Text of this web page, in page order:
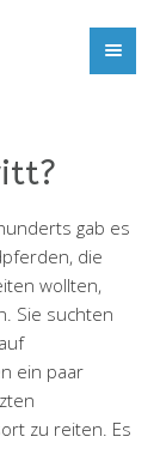
gab es
die
wollten,
Sie suchten
ein paar
zu reiten. Es